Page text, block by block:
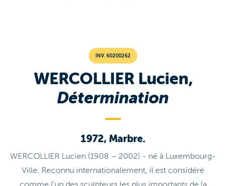
INV. 60200262
WERCOLLIER Lucien,
Détermination
1972, Marbre.
WERCOLLIER Lucien (1908 – 2002) - né à Luxembourg-
Ville. Reconnu internationalement, il est considéré